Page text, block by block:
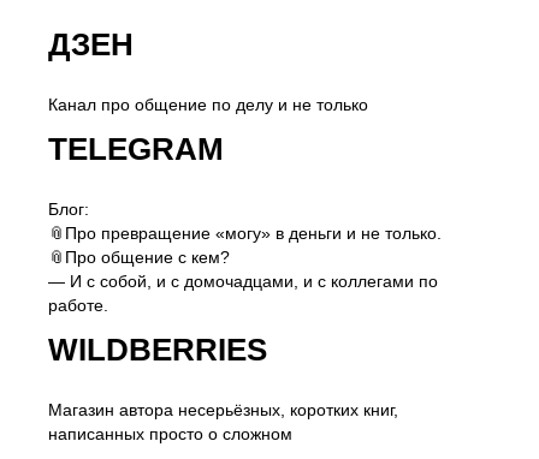
ДЗЕН
Канал про общение по делу и не только
TELEGRAM
Блог:
📎Про превращение «могу» в деньги и не только.
📎Про общение с кем?
— И с собой, и с домочадцами, и с коллегами по
работе.
WILDBERRIES
Магазин автора несерьёзных, коротких книг,
написанных просто о сложном